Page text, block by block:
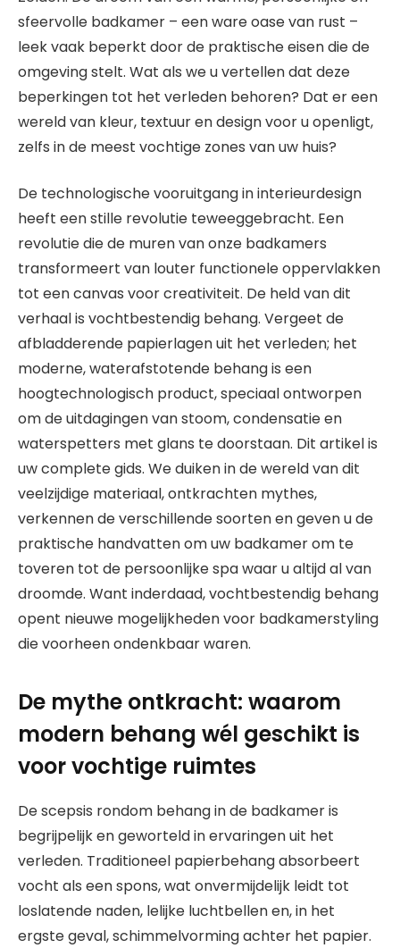
sfeervolle badkamer – een ware oase van rust –
leek vaak beperkt door de praktische eisen die de
omgeving stelt. Wat als we u vertellen dat deze
beperkingen tot het verleden behoren? Dat er een
wereld van kleur, textuur en design voor u openligt,
zelfs in de meest vochtige zones van uw huis?
De technologische vooruitgang in interieurdesign
heeft een stille revolutie teweeggebracht. Een
revolutie die de muren van onze badkamers
transformeert van louter functionele oppervlakken
tot een canvas voor creativiteit. De held van dit
verhaal is vochtbestendig behang. Vergeet de
afbladderende papierlagen uit het verleden; het
moderne, waterafstotende behang is een
hoogtechnologisch product, speciaal ontworpen
om de uitdagingen van stoom, condensatie en
waterspetters met glans te doorstaan. Dit artikel is
uw complete gids. We duiken in de wereld van dit
veelzijdige materiaal, ontkrachten mythes,
verkennen de verschillende soorten en geven u de
praktische handvatten om uw badkamer om te
toveren tot de persoonlijke spa waar u altijd al van
droomde. Want inderdaad, vochtbestendig behang
opent nieuwe mogelijkheden voor badkamerstyling
die voorheen ondenkbaar waren.
De mythe ontkracht: waarom
modern behang wél geschikt is
voor vochtige ruimtes
De scepsis rondom behang in de badkamer is
begrijpelijk en geworteld in ervaringen uit het
verleden. Traditioneel papierbehang absorbeert
vocht als een spons, wat onvermijdelijk leidt tot
loslatende naden, lelijke luchtbellen en, in het
ergste geval, schimmelvorming achter het papier.